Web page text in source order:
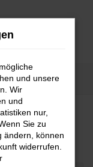
und unsere
Wir
und
nur,
Sie zu
ändern, können
widerrufen.